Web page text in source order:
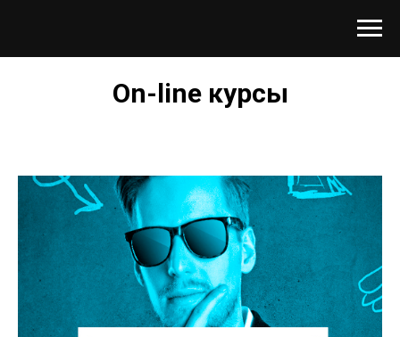
On-line курсы